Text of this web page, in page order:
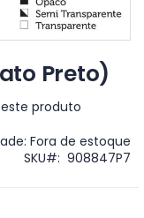
Preto)
produto
Fora de estoque
SKU
908847P7